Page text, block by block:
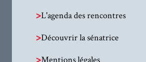
>L'agenda des rencontres
>Découvrir la sénatrice
>Mentions légales